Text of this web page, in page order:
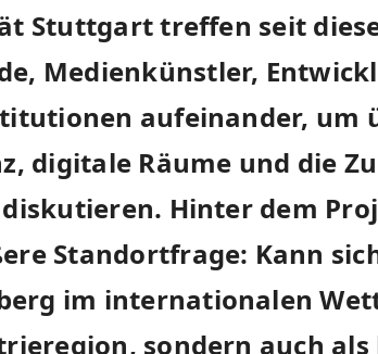
Stuttgart treffen seit
Medienkünstler,
aufeinander, um
digitale Räume und die
Hinter dem
Standortfrage: Kann
im internationalen
sondern auch